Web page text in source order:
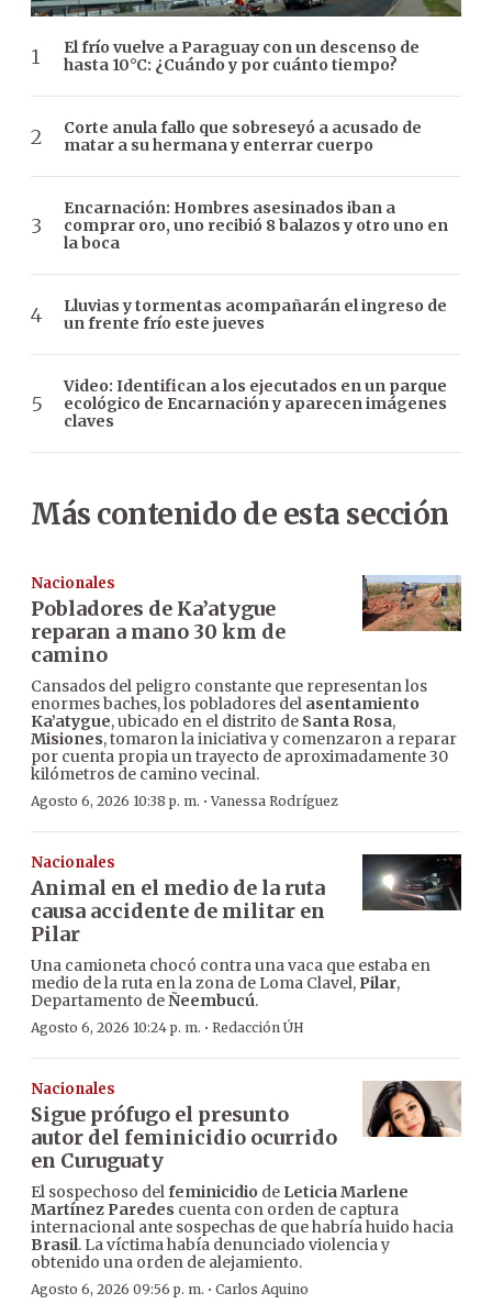
El frío vuelve a Paraguay con un descenso de
hasta 10°C: ¿Cuándo y por cuánto tiempo?
Corte anula fallo que sobreseyó a acusado de
matar a su hermana y enterrar cuerpo
Encarnación: Hombres asesinados iban a
comprar oro, uno recibió 8 balazos y otro uno en
la boca
Lluvias y tormentas acompañarán el ingreso de
un frente frío este jueves
Video: Identifican a los ejecutados en un parque
ecológico de Encarnación y aparecen imágenes
claves
Más contenido de esta sección
Nacionales
Pobladores de Ka’atygue
reparan a mano 30 km de
camino
Cansados del peligro constante que representan los
enormes baches, los pobladores del asentamiento
Ka’atygue, ubicado en el distrito de Santa Rosa,
Misiones, tomaron la iniciativa y comenzaron a reparar
por cuenta propia un trayecto de aproximadamente 30
kilómetros de camino vecinal.
Agosto 6, 2026 10:38 p. m. ·Vanessa Rodríguez
Nacionales
Animal en el medio de la ruta
causa accidente de militar en
Pilar
Una camioneta chocó contra una vaca que estaba en
medio de la ruta en la zona de Loma Clavel, Pilar,
Departamento deÑeembucú.
Agosto 6, 2026 10:24 p. m. · Redacción ÚH
Nacionales
Sigue prófugo el presunto
autor del feminicidio ocurrido
en Curuguaty
El sospechoso delfeminicidio de Leticia Marlene
Martínez Paredes cuenta con orden de captura
internacional ante sospechas de que habría huido hacia
Brasil. La víctima había denunciado violencia y
obtenido una orden de alejamiento.
Agosto 6, 2026 09:56 p. m. · Carlos Aquino